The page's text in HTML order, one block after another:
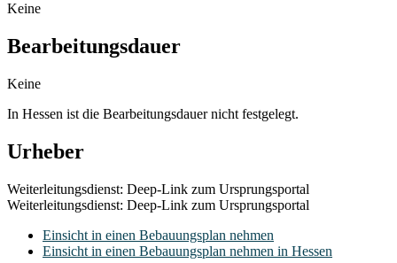
Keine
Bearbeitungsdauer
Keine
In Hessen ist die Bearbeitungsdauer nicht festgelegt.
Urheber
Weiterleitungsdienst: Deep-Link zum Ursprungsportal
Weiterleitungsdienst: Deep-Link zum Ursprungsportal
Einsicht in einen Bebauungsplan nehmen
Einsicht in einen Bebauungsplan nehmen in Hessen